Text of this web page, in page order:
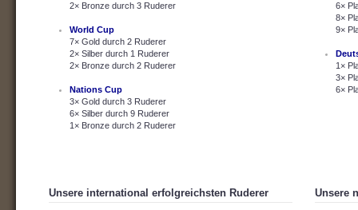
2× Bronze durch 3 Ruderer
World Cup
7× Gold durch 2 Ruderer
2× Silber durch 1 Ruderer
2× Bronze durch 2 Ruderer
Nations Cup
3× Gold durch 3 Ruderer
6× Silber durch 9 Ruderer
1× Bronze durch 2 Ruderer
6×
8×
9×
1×
3×
6×
Unsere international erfolgreichsten Ruderer Unsere